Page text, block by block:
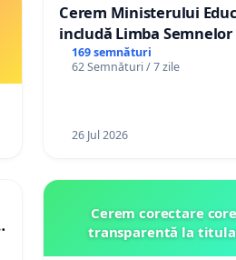
Cerem Ministerului
includă Limba Semnelor
alfabetul Braille în școlile
Republica Moldova!
169 semnături
62 Semnături / 7 zile
26 Jul 2026
Cerem corectare
transparentă la